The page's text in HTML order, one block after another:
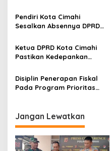
p
o
s
Pengurangan Belanja
Daerah
Pendiri Kota Cimahi
Sesalkan Absennya DPRD
Rebranding RSUD Cibabat
Ketua DPRD Kota Cimahi
Pastikan Kedepankan
Pembahasan LPJ APBD 2025
Disiplin Penerapan Fiskal
Pada Program Prioritas
Cimahi
Jangan Lewatkan